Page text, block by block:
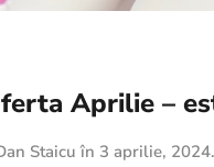
Aprilie –
Staicuîn 3 aprilie, 2024